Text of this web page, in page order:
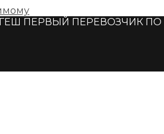
ПЕРВЫЙ ПЕРЕВОЗЧИК ПО